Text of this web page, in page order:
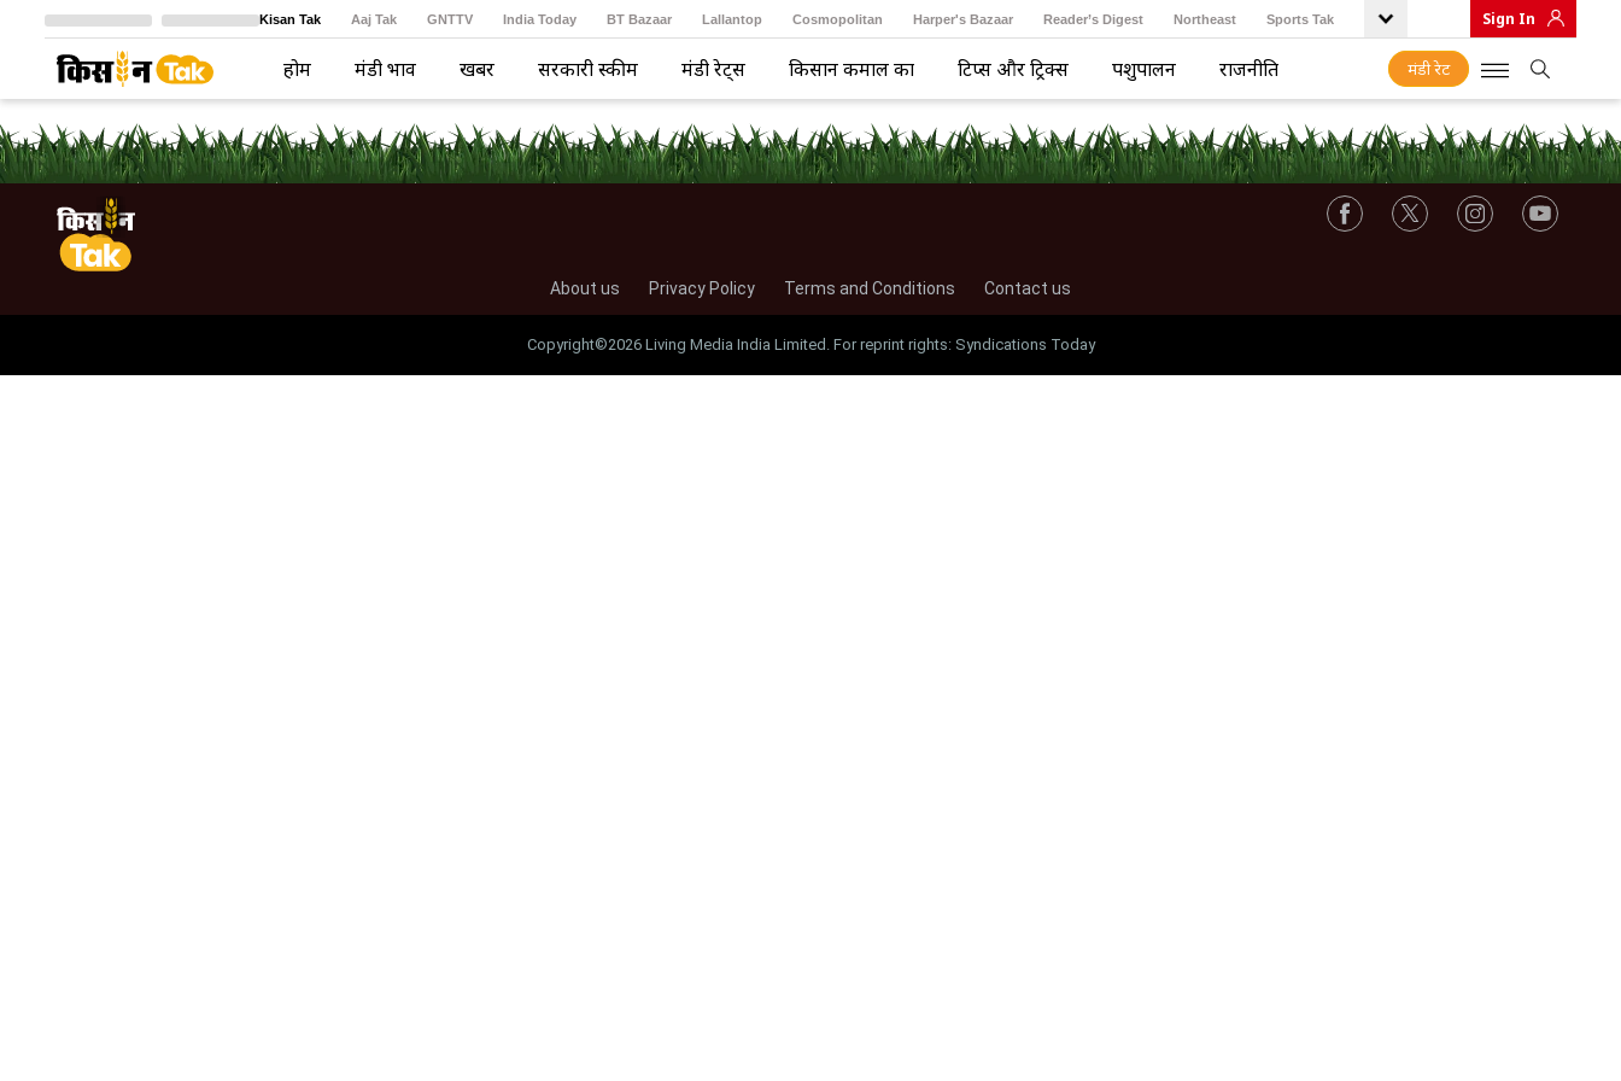
Kisan Tak Aaj Tak GNTTV India Today BT Bazaar Lallantop Cosmopolitan Harper's Bazaar Reader’s Digest Northeast Sports Tak
Crime Tak Astro Tak
Sign In
होम मंडी भाव खबरें सरकारी स्कीम मंडी रेट्स किसान कमाल का टिप्स और ट्रिक्स पशुपालन राजनीति मंडी रेट
About us Privacy Policy Terms and Conditions Contact us
Copyright©2026 Living Media India Limited. For reprint rights: Syndications Today